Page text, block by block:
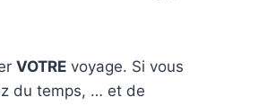
VOTRE voyage. Si vous
du temps, … et de